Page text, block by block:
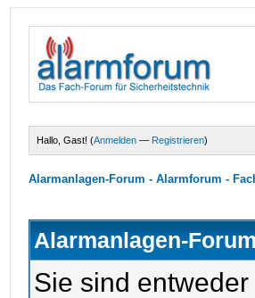
Hallo, Gast! (Anmelden — Registrieren)
Alarmanlagen-Forum - Alarmforum -
Alarmanlagen-
Sie sind